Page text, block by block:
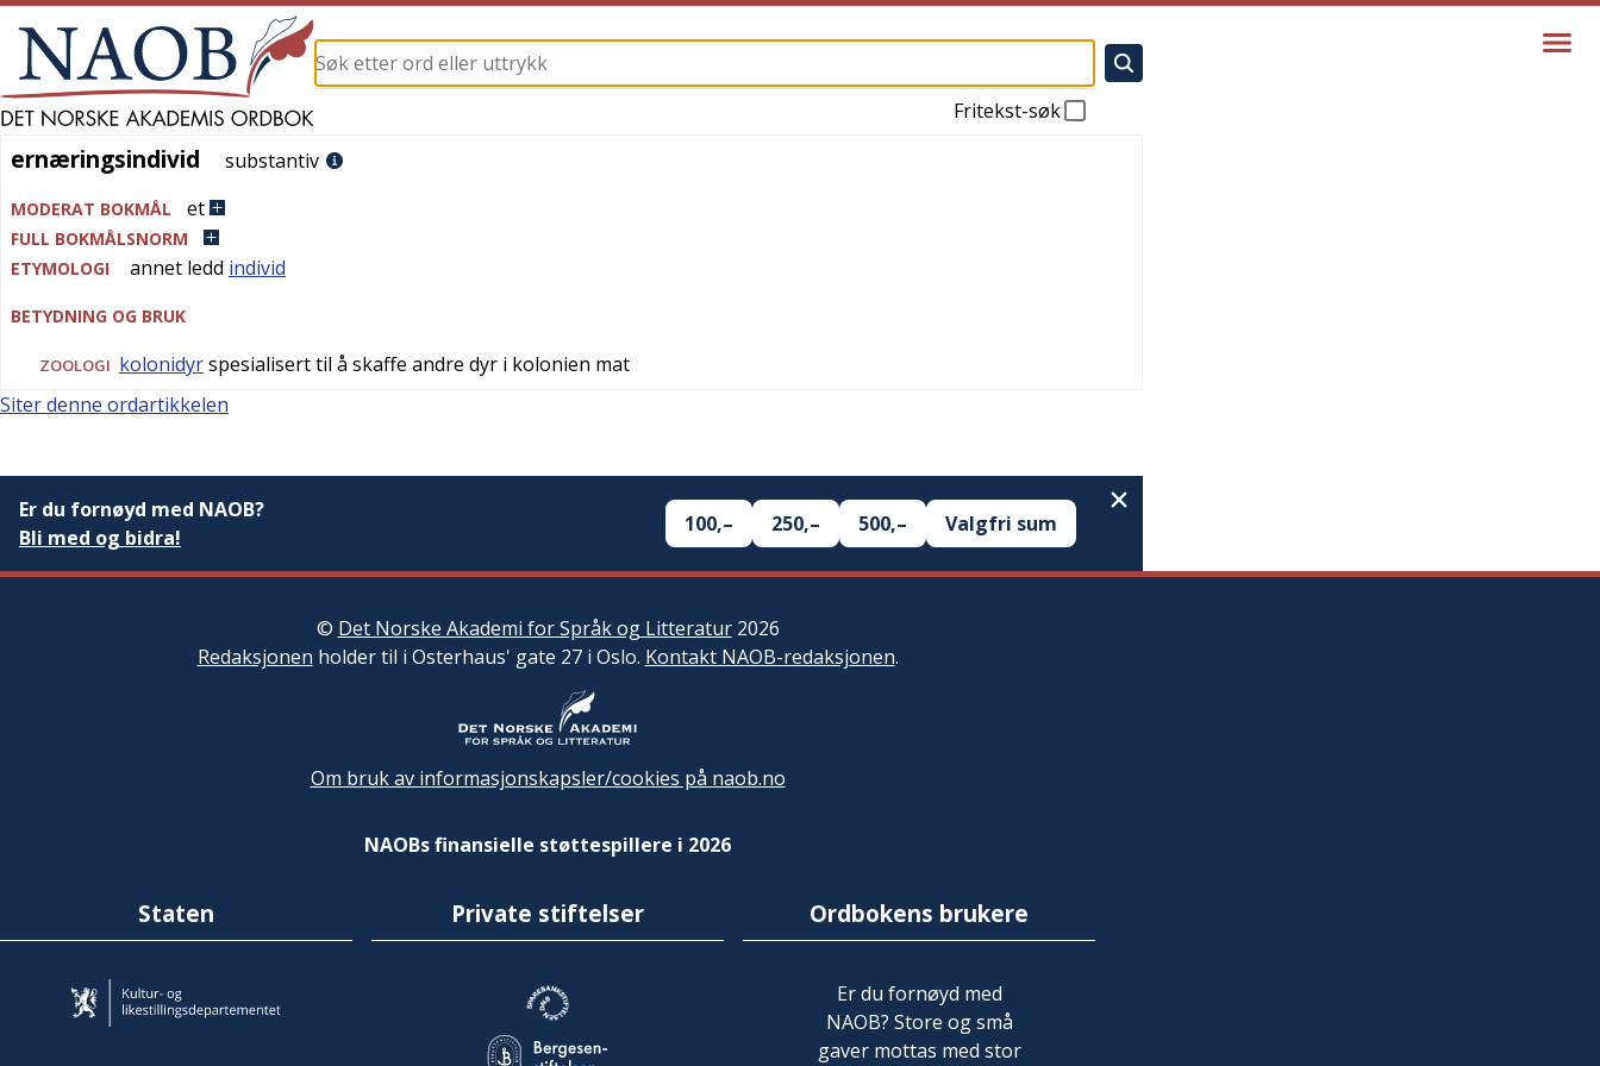
Fritekst-søk
ernæringsindivid
ernæringsindivid substantiv
MODERAT BOKMÅL et
FULL BOKMÅLSNORM
ETYMOLOGI
annet ledd individ
BETYDNING OG BRUK
ZOOLOGI kolonidyrspesialisert til å skaffe andre dyr i kolonien mat
Siter denne ordartikkelen
Er du fornøyd med NAOB?
Bli med og bidra!
100,– 250,– 500,– Valgfri sum
© Det Norske Akademi for Språk og Litteratur2026
Redaksjonen holder til i Osterhaus' gate 27 i Oslo. Kontakt NAOB-redaksjonen.
Om bruk av informasjonskapsler/cookies på naob.no
NAOBs finansielle støttespillere i 2026
Staten Private stiftelser Ordbokens brukere
Er du fornøyd med
NAOB? Store og små
gaver mottas med stor